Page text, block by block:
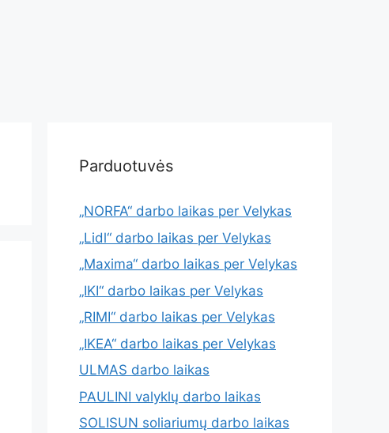
Parduotuvės
„NORFA“ darbo laikas per Velykas
„Lidl“ darbo laikas per Velykas
„Maxima“ darbo laikas per Velykas
„IKI“ darbo laikas per Velykas
„RIMI“ darbo laikas per Velykas
„IKEA“ darbo laikas per Velykas
ULMAS darbo laikas
PAULINI valyklų darbo laikas
SOLISUN soliariumų darbo laikas